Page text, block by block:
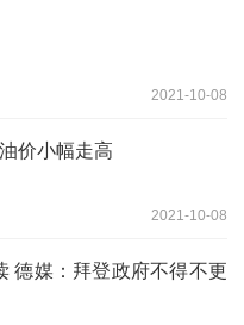
2021-10-08
价小幅走高
2021-10-08
德媒：拜登政府不得不更